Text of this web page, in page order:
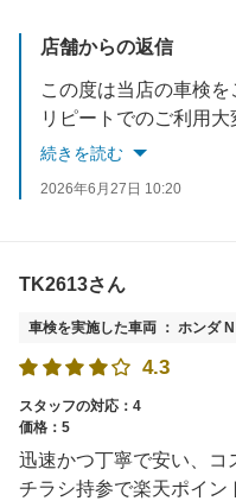
店舗からの返信
リピートでのご利用大
また、口コミのご投稿
続きを読む
2026年6月27日 10:20
TK2613さん
車検を実施した車両 ： ホンダ
4.3
スタッフの対応：4
価格：5
迅速かつ丁寧で安い、コ
チラシ持参で楽天ポイン